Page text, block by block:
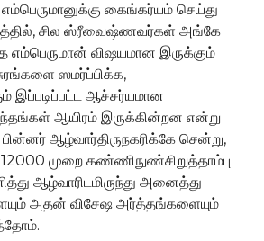
கைங்கர்யம் செய்து
சில ஸ்ரீவைஷ்ணவர்கள் அங்கே
எம்பெருமான் விஷயமான இருக்கும்
ஸமர்ப்பிக்க,
இப்படிப்பட்ட ஆச்சர்யமான
ஆயிரம் இருக்கின்றன என்று
ஆழ்வார்திருநகரிக்கே சென்று,
12000 முறை கண்ணிநுண்சிறுத்தாம்பு
ஆழ்வாரிடமிருந்து அனைத்து
அதன் விசேஷ அர்த்தங்களையும்